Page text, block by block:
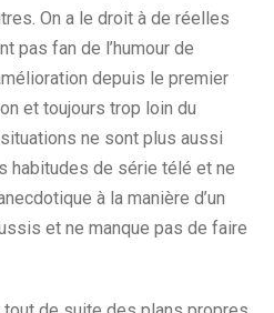
On a le droit à de réelles
pas fan de l’humour de
depuis le premier
et toujours trop loin du
ne sont plus aussi
de série télé et ne
à la manière d’un
et ne manque pas de faire